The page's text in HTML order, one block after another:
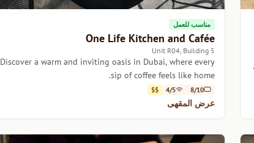
مناسب للعمل
One Life Kitchen and Cafée
Unit R04, Building 5
Discover a warm and inviting oasis in Dubai, where every
sip of coffee feels like home.
8/10
4/5
$$
عرض المقهى